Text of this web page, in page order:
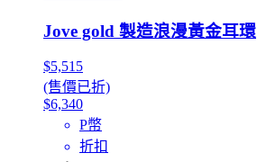
Jove gold 製造浪漫黃金耳環
$5,515
(售價已折)
$6,340
P幣
折扣